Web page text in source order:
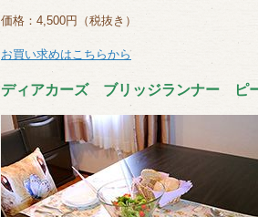
価格：4,500円（税抜き）
お買い求めはこちらから
ディアカーズ ブリッジランナー ピ